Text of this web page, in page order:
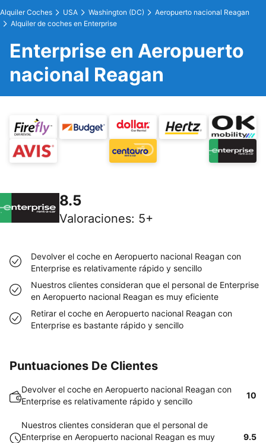
Alquiler Coches USA Washington (DC)
Aeropuerto nacional Reagan
Alquiler de coches en Enterprise
Enterprise en Aeropuerto
nacional Reagan
8.5
Valoraciones: 5+
Devolver el coche en Aeropuerto nacional Reagan con
Enterprise es relativamente rápido y sencillo
Nuestros clientes consideran que el personal de Enterprise
en Aeropuerto nacional Reagan es muy eficiente
Retirar el coche en Aeropuerto nacional Reagan con
Enterprise es bastante rápido y sencillo
Puntuaciones De Clientes
Devolver el coche en Aeropuerto nacional Reagan con
Enterprise es relativamente rápido y sencillo
10
Nuestros clientes consideran que el personal de
Enterprise en Aeropuerto nacional Reagan es muy
9.5